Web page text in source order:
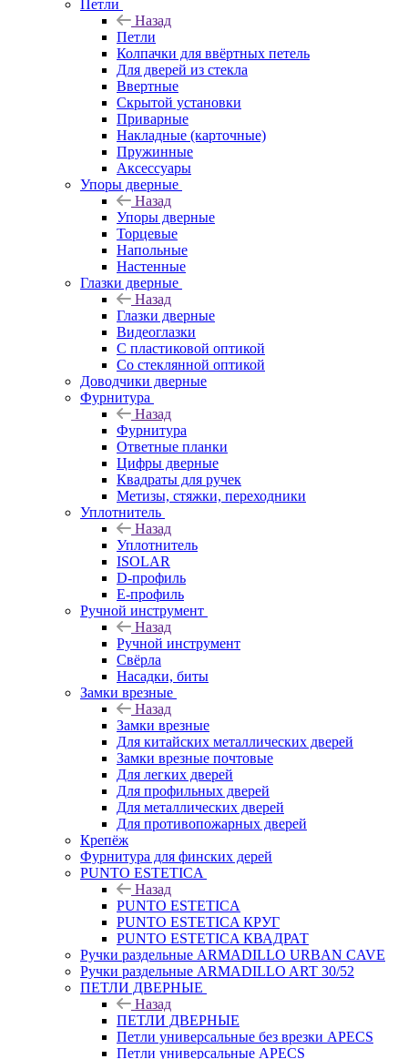
Петли
Назад
Петли
Колпачки для ввёртных петель
Для дверей из стекла
Ввертные
Скрытой установки
Приварные
Накладные (карточные)
Пружинные
Аксессуары
Упоры дверные
Назад
Упоры дверные
Торцевые
Напольные
Настенные
Глазки дверные
Назад
Глазки дверные
Видеоглазки
С пластиковой оптикой
Со стеклянной оптикой
Доводчики дверные
Фурнитура
Назад
Фурнитура
Ответные планки
Цифры дверные
Квадраты для ручек
Метизы, стяжки, переходники
Уплотнитель
Назад
Уплотнитель
ISOLAR
D-профиль
Е-профиль
Ручной инструмент
Назад
Ручной инструмент
Свёрла
Насадки, биты
Замки врезные
Назад
Замки врезные
Для китайских металлических дверей
Замки врезные почтовые
Для легких дверей
Для профильных дверей
Для металлических дверей
Для противопожарных дверей
Крепёж
Фурнитура для финских дерей
PUNTO ESTETICA
Назад
PUNTO ESTETICA
PUNTO ESTETICA КРУГ
PUNTO ESTETICA КВАДРАТ
Ручки раздельные ARMADILLO URBAN CAVE
Ручки раздельные ARMADILLO ART 30/52
ПЕТЛИ ДВЕРНЫЕ
Назад
ПЕТЛИ ДВЕРНЫЕ
Петли универсальные без врезки APECS
Петли универсальные APECS